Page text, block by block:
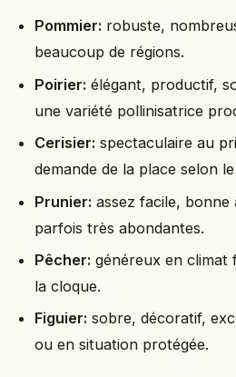
Pommier: robuste,
beaucoup de régions.
Poirier: élégant, productif,
une variété pollinisatrice
Cerisier: spectaculaire au
demande de la place selon
Prunier: assez facile,
parfois très abondantes.
Pêcher: généreux en climat
la cloque.
Figuier: sobre, décoratif,
ou en situation protégée.